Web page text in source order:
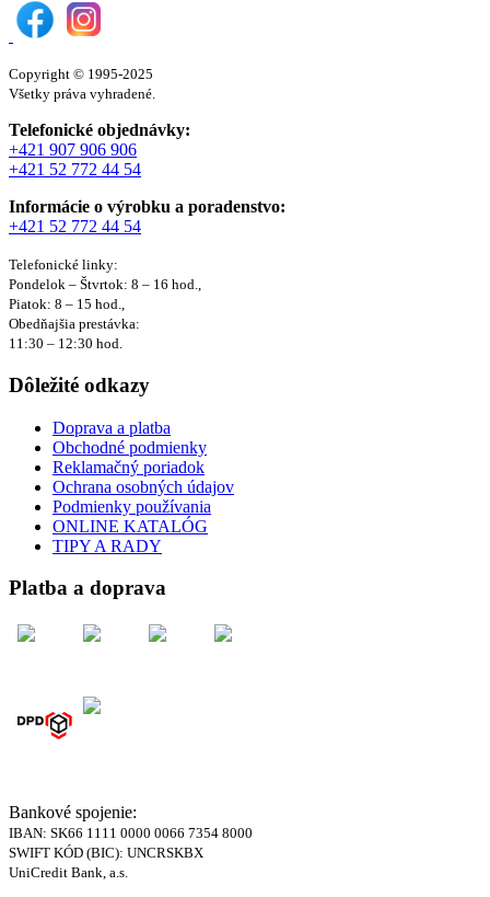
Copyright © 1995-2025
Všetky práva vyhradené.
Telefonické objednávky:
+421 907 906 906
+421 52 772 44 54
Informácie o výrobku a poradenstvo:
+421 52 772 44 54
Telefonické linky:
Pondelok – Štvrtok: 8 – 16 hod.,
Piatok: 8 – 15 hod.,
Obedňajšia prestávka:
11:30 – 12:30 hod.
Dôležité odkazy
Doprava a platba
Obchodné podmienky
Reklamačný poriadok
Ochrana osobných údajov
Podmienky používania
ONLINE KATALÓG
TIPY A RADY
Platba a doprava
Bankové spojenie:
IBAN: SK66 1111 0000 0066 7354 8000
SWIFT KÓD (BIC): UNCRSKBX
UniCredit Bank, a.s.